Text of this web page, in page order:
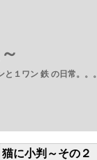
１ワン 鉄 の日常。。。
猫に小判～その２